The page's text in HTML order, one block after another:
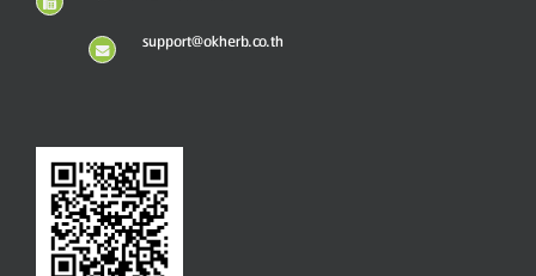
support@okherb.co.th